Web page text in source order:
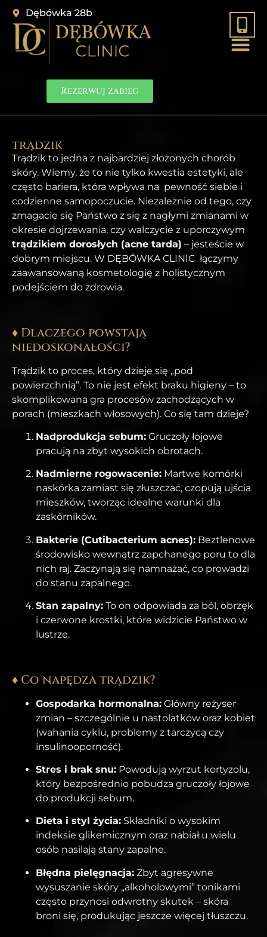
Dębówka 28b
Rezerwuj zabieg
trądzik
Trądzik to jedna z najbardziej złożonych chorób
skóry. Wiemy, że to nie tylko kwestia estetyki, ale
często bariera, która wpływa na pewność siebie i
codzienne samopoczucie. Niezależnie od tego, czy
zmagacie się Państwo z się z nagłymi zmianami w
okresie dojrzewania, czy walczycie z uporczywym
trądzikiem dorosłych (acne tarda) – jesteście w
dobrym miejscu. W DĘBÓWKA CLINIC łączymy
zaawansowaną kosmetologię z holistycznym
podejściem do zdrowia.
♦ Dlaczego powstają
niedoskonałości?
Trądzik to proces, który dzieje się „pod
powierzchnią”. To nie jest efekt braku higieny – to
skomplikowana gra procesów zachodzących w
porach (mieszkach włosowych). Co się tam dzieje?
Nadprodukcja sebum: Gruczoły łojowe
pracują na zbyt wysokich obrotach.
Nadmierne rogowacenie: Martwe komórki
naskórka zamiast się złuszczać, czopują ujścia
mieszków, tworząc idealne warunki dla
zaskórników.
Bakterie (Cutibacterium acnes): Beztlenowe
środowisko wewnątrz zapchanego poru to dla
nich raj. Zaczynają się namnażać, co prowadzi
do stanu zapalnego.
Stan zapalny: To on odpowiada za ból, obrzęk
i czerwone krostki, które widzicie Państwo w
lustrze.
♦ Co napędza trądzik?
Gospodarka hormonalna: Główny reżyser
zmian – szczególnie u nastolatków oraz kobiet
(wahania cyklu, problemy z tarczycą czy
insulinooporność).
Stres i brak snu: Powodują wyrzut kortyzolu,
który bezpośrednio pobudza gruczoły łojowe
do produkcji sebum.
Dieta i styl życia: Składniki o wysokim
indeksie glikemicznym oraz nabiał u wielu
osób nasilają stany zapalne.
Błędna pielęgnacja: Zbyt agresywne
wysuszanie skóry „alkoholowymi” tonikami
często przynosi odwrotny skutek – skóra
broni się, produkując jeszcze więcej tłuszczu.